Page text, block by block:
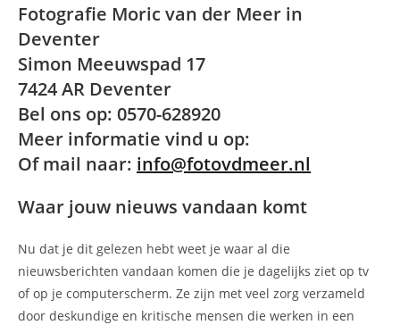
Fotografie Moric van der Meer in
Deventer
Simon Meeuwspad 17
7424 AR Deventer
Bel ons op: 0570-628920
Meer informatie vind u op:
Of mail naar: info@fotovdmeer.nl
Waar jouw nieuws vandaan komt
Nu dat je dit gelezen hebt weet je waar al die
nieuwsberichten vandaan komen die je dagelijks ziet op tv
of op je computerscherm. Ze zijn met veel zorg verzameld
door deskundige en kritische mensen die werken in een